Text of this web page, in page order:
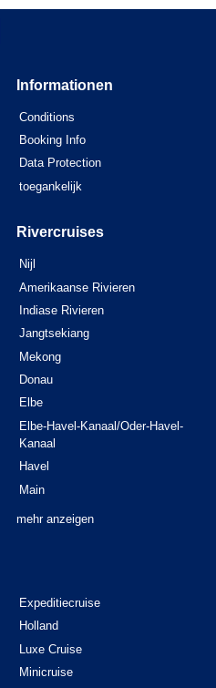
Informationen
Conditions
Booking Info
Data Protection
toegankelijk
Rivercruises
Nijl
Amerikaanse Rivieren
Indiase Rivieren
Jangtsekiang
Mekong
Donau
Elbe
Elbe-Havel-Kanaal/Oder-Havel-
Kanaal
Havel
Main
mehr anzeigen
Expeditiecruise
Holland
Luxe Cruise
Minicruise